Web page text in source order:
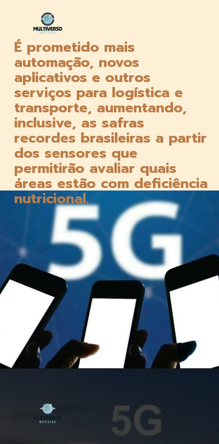
É prometido mais
automação, novos
aplicativos e outros
serviços para logística e
transporte, aumentando,
inclusive, as safras
recordes brasileiras a partir
dos sensores que
permitirão avaliar quais
áreas estão com deficiência
nutricional.